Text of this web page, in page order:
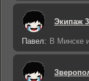
Экипаж
Павел: В Минске